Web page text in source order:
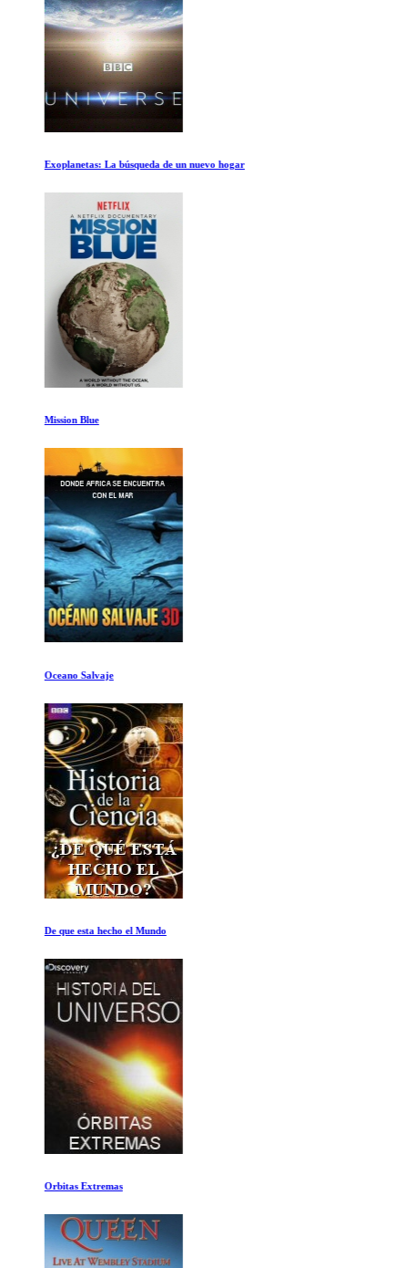
Exoplanetas: La búsqueda de un nuevo hogar
Mission Blue
Oceano Salvaje
De que esta hecho el Mundo
Orbitas Extremas